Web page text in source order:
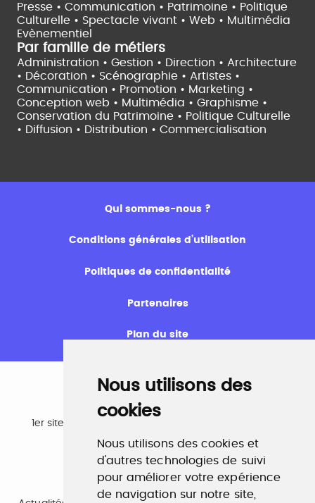
Nous utilisons des
cookies
Nous utilisons des cookies et
d'autres technologies de suivi
pour améliorer votre expérience
de navigation sur notre site,
Presse • Communication • Patrimoine • Politique
Culturelle • Spectacle vivant • Web • Multimédia
Evènementiel
Par famille de métiers
Administration • Gestion • Direction • Architecture
• Décoration • Scénographie • Artistes •
Communication • Promotion • Marketing •
Conception web • Multimédia • Graphisme •
Conservation du Patrimoine • Politique Culturelle
• Diffusion • Distribution • Commercialisation
Qui sommes-nous ?
Conditions générales d’utilisation
Politiques de confidentialité
Partenaires
Plan du site
Emploi
1er site emploi du secteur culturel 784.000 visites et
www.profilculture.com
Formation